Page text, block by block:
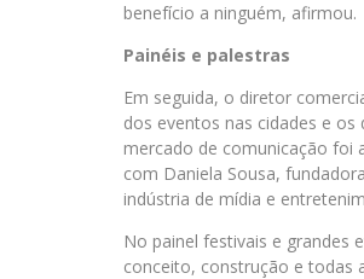
benefício a ninguém, afirmou.
Painéis e palestras
Em seguida, o diretor
dos eventos nas cidades e
mercado de comunicação foi
com Daniela Sousa,
indústria de mídia e
No painel festivais e grandes
conceito, construção e todas